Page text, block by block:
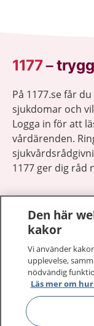
1177–
På 1177.se får
sjukdomar och
Logga in för att
vårdärenden.
1177 ger dig råd
1177 på flera
Om 1177
Kontakt
Den här
kakor
Vi använder
upplevelse,
nödvändig
Läs mer om